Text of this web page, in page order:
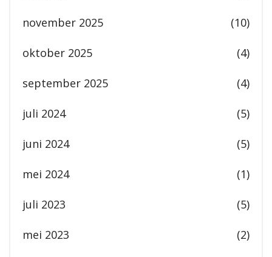
november 2025 (10)
oktober 2025 (4)
september 2025 (4)
juli 2024 (5)
juni 2024 (5)
mei 2024 (1)
juli 2023 (5)
mei 2023 (2)